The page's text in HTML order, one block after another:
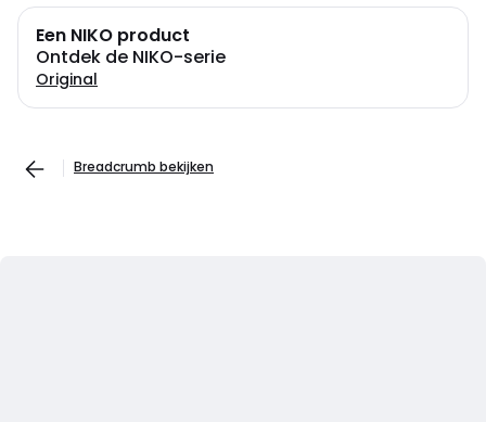
Een NIKO product
Ontdek de NIKO-serie
Original
Breadcrumb bekijken